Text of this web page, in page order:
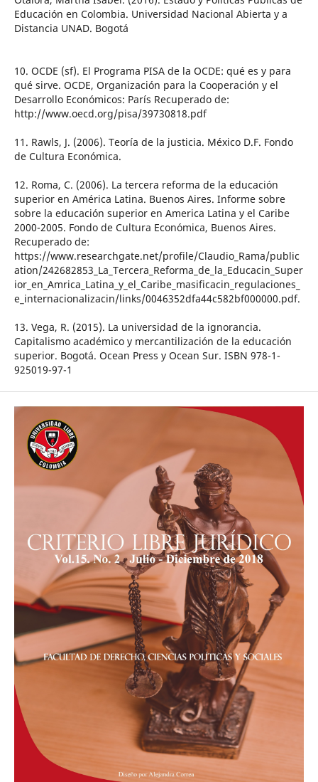
Educación en Colombia. Universidad Nacional Abierta y a
Distancia UNAD. Bogotá
10. OCDE (sf). El Programa PISA de la OCDE: qué es y para
qué sirve. OCDE, Organización para la Cooperación y el
Desarrollo Económicos: París Recuperado de:
http://www.oecd.org/pisa/39730818.pdf
11. Rawls, J. (2006). Teoría de la justicia. México D.F. Fondo
de Cultura Económica.
12. Roma, C. (2006). La tercera reforma de la educación
superior en América Latina. Buenos Aires. Informe sobre
sobre la educación superior en America Latina y el Caribe
2000-2005. Fondo de Cultura Económica, Buenos Aires.
Recuperado de:
https://www.researchgate.net/profile/Claudio_Rama/public
ation/242682853_La_Tercera_Reforma_de_la_Educacin_Super
ior_en_Amrica_Latina_y_el_Caribe_masificacin_regulaciones_
e_internacionalizacin/links/0046352dfa44c582bf000000.pdf.
13. Vega, R. (2015). La universidad de la ignorancia.
Capitalismo académico y mercantilización de la educación
superior. Bogotá. Ocean Press y Ocean Sur. ISBN 978-1-
925019-97-1